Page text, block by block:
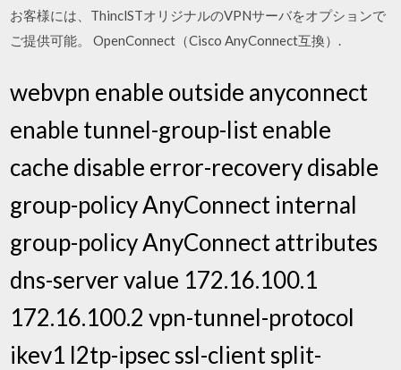
お客様には、ThinclSTオリジナルのVPNサーバをオプションで
ご提供可能。 OpenConnect（Cisco AnyConnect互換）.
webvpn enable outside anyconnect
enable tunnel-group-list enable
cache disable error-recovery disable
group-policy AnyConnect internal
group-policy AnyConnect attributes
dns-server value 172.16.100.1
172.16.100.2 vpn-tunnel-protocol
ikev1 l2tp-ipsec ssl-client split-